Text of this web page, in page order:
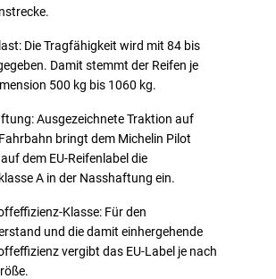
Die Tragfähigkeit wird mit 84 bis
Damit stemmt der Reifen je
500 kg bis 1060 kg.
Ausgezeichnete Traktion auf
bringt dem Michelin Pilot
dem EU-Reifenlabel die
A in der Nasshaftung ein.
Klasse: Für den
und die damit einhergehende
vergibt das EU-Label je nach